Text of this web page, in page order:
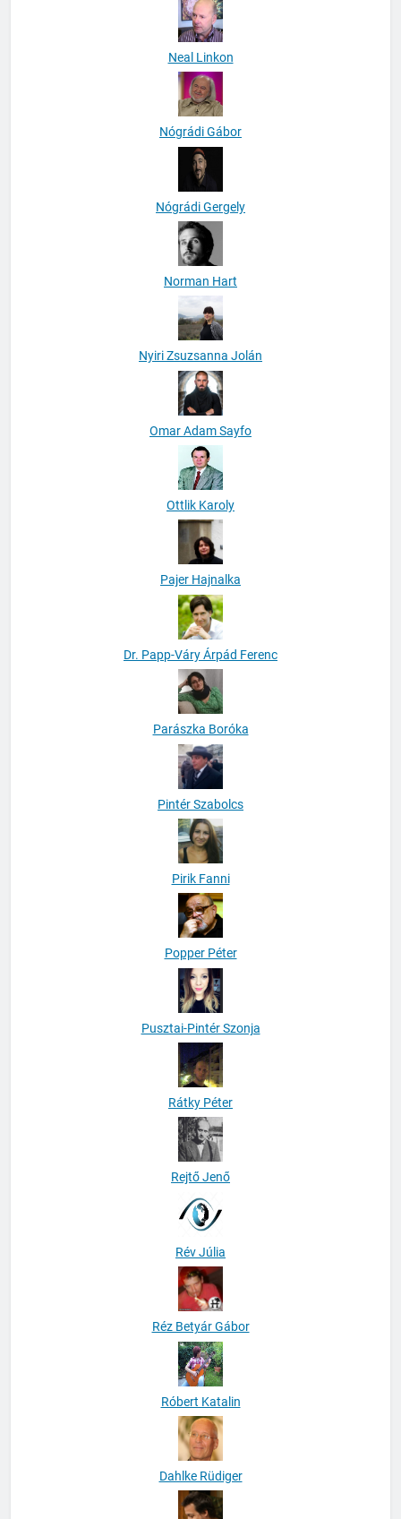
Neal Linkon
Nógrádi Gábor
Nógrádi Gergely
Norman Hart
Nyiri Zsuzsanna Jolán
Omar Adam Sayfo
Ottlik Karoly
Pajer Hajnalka
Dr. Papp-Váry Árpád Ferenc
Parászka Boróka
Pintér Szabolcs
Pirik Fanni
Popper Péter
Pusztai-Pintér Szonja
Rátky Péter
Rejtő Jenő
Rév Júlia
Réz Betyár Gábor
Róbert Katalin
Dahlke Rüdiger